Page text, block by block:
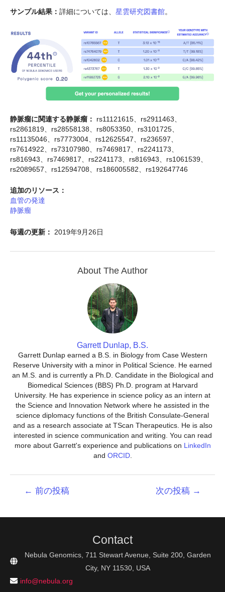
サンプル結果： 詳細については、 星雲研究図書館。
静脈瘤に関連する静脈瘤：
rs11121615、rs2911463、
rs2861819、rs28558138、rs8053350、rs3101725、
rs11135046、rs7773004、rs12625547、rs236597、
rs7614922、rs73107980、rs7469817、rs2241173、
rs816943、rs7469817、rs2241173、rs816943、rs1061539、
rs2089657、rs12594708、rs186005582、rs192647746
追加のリソース：
血管の発達
静脈瘤
毎週の更新： 2019年9月26日
About The Author
Garrett Dunlap, B.S.
Garrett Dunlap earned a B.S. in Biology from Case Western
Reserve University with a minor in Political Science. He earned
an M.S. and is currently a Ph.D. Candidate in the Biological and
Biomedical Sciences (BBS) Ph.D. program at Harvard
University. He has experience in science policy as an intern at
the Science and Innovation Network where he assisted in the
science diplomacy functions of the British Consulate-General
and as a research associate at TScan Therapeutics. He is also
interested in science communication and writing. You can read
more about Garrett's experience and publications on LinkedIn
and ORCID.
ョ
← 前の投稿 次の投稿 →
Contact
Nebula Genomics, 711 Stewart Avenue, Suite 200, Garden
City, NY 11530, USA
info@nebula.org